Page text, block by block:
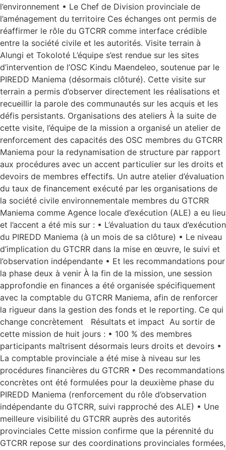
l’environnement • Le Chef de Division provinciale de
l’aménagement du territoire Ces échanges ont permis de
réaffirmer le rôle du GTCRR comme interface crédible
entre la société civile et les autorités. Visite terrain à
Alungi et Tokoloté L’équipe s’est rendue sur les sites
d’intervention de l’OSC Kindu Maendeleo, soutenue par le
PIREDD Maniema (désormais clôturé). Cette visite sur
terrain a permis d’observer directement les réalisations et
recueillir la parole des communautés sur les acquis et les
défis persistants. Organisations des ateliers À la suite de
cette visite, l’équipe de la mission a organisé un atelier de
renforcement des capacités des OSC membres du GTCRR
Maniema pour la redynamisation de structure par rapport
aux procédures avec un accent particulier sur les droits et
devoirs de membres effectifs. Un autre atelier d’évaluation
du taux de financement exécuté par les organisations de
la société civile environnementale membres du GTCRR
Maniema comme Agence locale d’exécution (ALE) a eu lieu
et l’accent a été mis sur : • L’évaluation du taux d’exécution
du PIREDD Maniema (à un mois de sa clôture) • Le niveau
d’implication du GTCRR dans la mise en œuvre, le suivi et
l’observation indépendante • Et les recommandations pour
la phase deux à venir À la fin de la mission, une session
approfondie en finances a été organisée spécifiquement
avec la comptable du GTCRR Maniema, afin de renforcer
la rigueur dans la gestion des fonds et le reporting. Ce qui
change concrètement Résultats et impact Au sortir de
cette mission de huit jours : • 100 % des membres
participants maîtrisent désormais leurs droits et devoirs •
La comptable provinciale a été mise à niveau sur les
procédures financières du GTCRR • Des recommandations
concrètes ont été formulées pour la deuxième phase du
PIREDD Maniema (renforcement du rôle d’observation
indépendante du GTCRR, suivi rapproché des ALE) • Une
meilleure visibilité du GTCRR auprès des autorités
provinciales Cette mission confirme que la pérennité du
GTCRR repose sur des coordinations provinciales formées,